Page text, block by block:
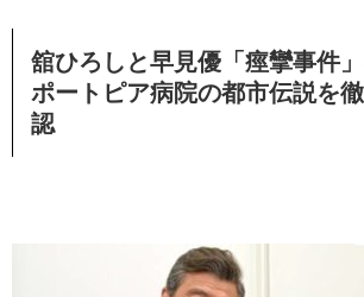
舘ひろしと早見優「痙攣事件
ポートピア病院の都市伝説を
認